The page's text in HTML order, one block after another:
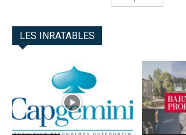
LES INRATABLES